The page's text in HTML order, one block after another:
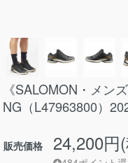
《SALOMON・メン
NG（L47963800）
販売価格 24,200円